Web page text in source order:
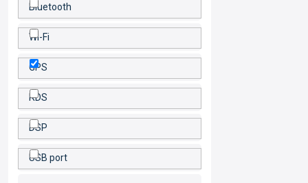
Bluetooth
Wi-Fi
GPS
RDS
DSP
USB port